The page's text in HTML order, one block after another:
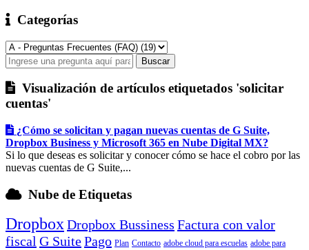
Categorías
Visualización de artículos etiquetados 'solicitar
cuentas'
¿Cómo se solicitan y pagan nuevas cuentas de G Suite,
Dropbox Business y Microsoft 365 en Nube Digital MX?
Si lo que deseas es solicitar y conocer cómo se hace el cobro por las
nuevas cuentas de G Suite,...
Nube de Etiquetas
DropboxDropbox Bussiness Factura con valor
fiscal G SuitePago Plan Contacto adobe cloud para escuelas adobe para